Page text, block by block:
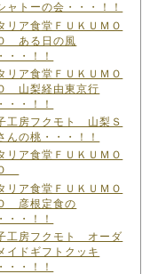
ャトーの会・・・！！
リア食堂ＦＵＫＵＭＯ
ある日の風
・・！！
リア食堂ＦＵＫＵＭＯ
山梨経由東京行
・・！！
工房フクモト 山梨Ｓ
んの桃・・・！！
リア食堂ＦＵＫＵＭＯ
リア食堂ＦＵＫＵＭＯ
彦根定食の
・・！！
工房フクモト オーダ
イドギフトクッキ
・・！！